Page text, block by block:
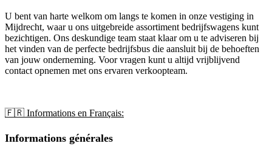
U bent van harte welkom om langs te komen in onze vestiging in
Mijdrecht, waar u ons uitgebreide assortiment bedrijfswagens kunt
bezichtigen. Ons deskundige team staat klaar om u te adviseren bij
het vinden van de perfecte bedrijfsbus die aansluit bij de behoeften
van jouw onderneming. Voor vragen kunt u altijd vrijblijvend
contact opnemen met ons ervaren verkoopteam.
🇫🇷 Informations en Français:
Informations générales